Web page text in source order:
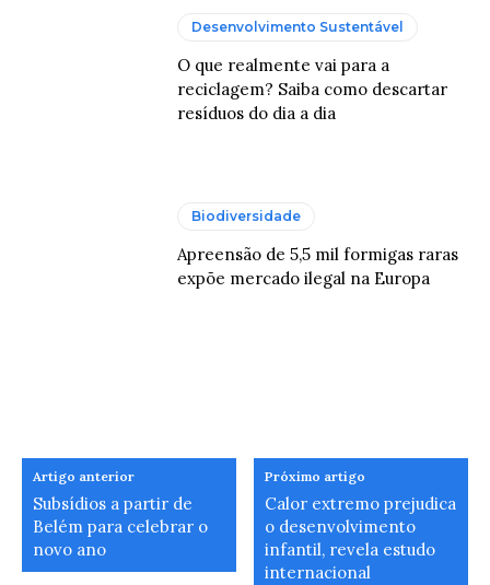
Desenvolvimento Sustentável
O que realmente vai para a
reciclagem? Saiba como descartar
resíduos do dia a dia
Biodiversidade
Apreensão de 5,5 mil formigas raras
expõe mercado ilegal na Europa
Artigo anterior
Subsídios a partir de
Belém para celebrar o
novo ano
Próximo artigo
Calor extremo prejudica
o desenvolvimento
infantil, revela estudo
internacional